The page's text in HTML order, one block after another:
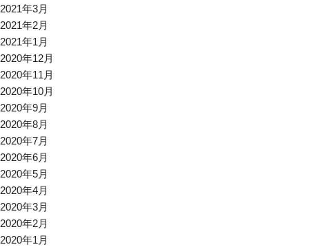
2021年3月
2021年2月
2021年1月
2020年12月
2020年11月
2020年10月
2020年9月
2020年8月
2020年7月
2020年6月
2020年5月
2020年4月
2020年3月
2020年2月
2020年1月